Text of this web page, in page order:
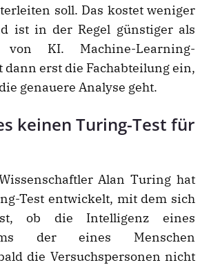
soll. Das kostet weniger
ist in der Regel günstiger als
KI. Machine-Learning-
dann erst die Fachabteilung ein,
genauere Analyse geht.
keinen Turing-Test für
Alan Turing hat
Test entwickelt, mit dem sich
ob die Intelligenz eines
der eines Menschen
die Versuchspersonen nicht